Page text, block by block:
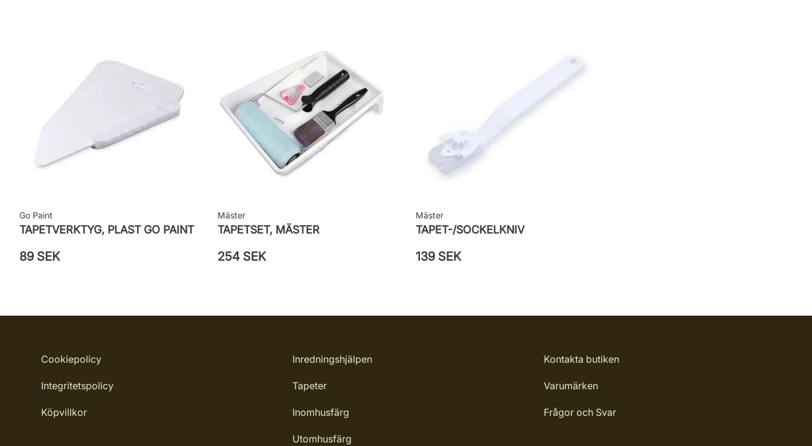
Go Paint
TAPETVERKTYG, PLAST GO PAINT
89 SEK
Mäster
TAPETSET, MÄSTER
254 SEK
Mäster
TAPET-/SOCKELKNIV
139 SEK
Cookiepolicy
Integritetspolicy
Köpvillkor
Inredningshjälpen
Tapeter
Inomhusfärg
Utomhusfärg
Kontakta butiken
Varumärken
Frågor och Svar